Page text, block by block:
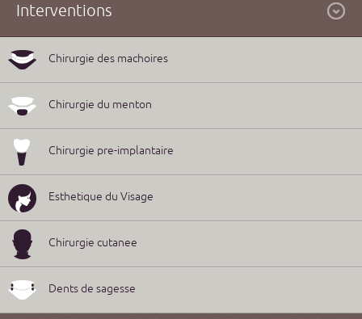
Interventions
Chirurgie des machoires
Chirurgie du menton
Chirurgie pre-implantaire
Esthetique du Visage
Chirurgie cutanee
Dents de sagesse